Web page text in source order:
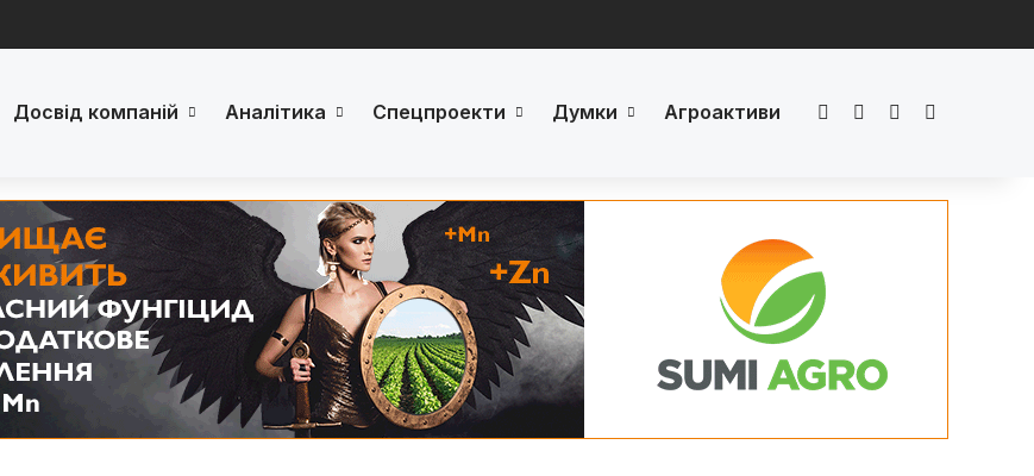
Досвід компаній Аналітика Спецпроекти Думки Агроактиви FacebookLinkedInYouTube